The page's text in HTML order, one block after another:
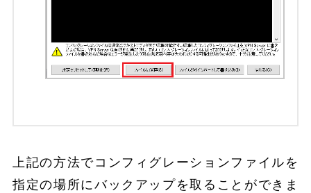
上記の方法でコンフィグレーションファイルを
指定の場所にバックアップを取ることができま